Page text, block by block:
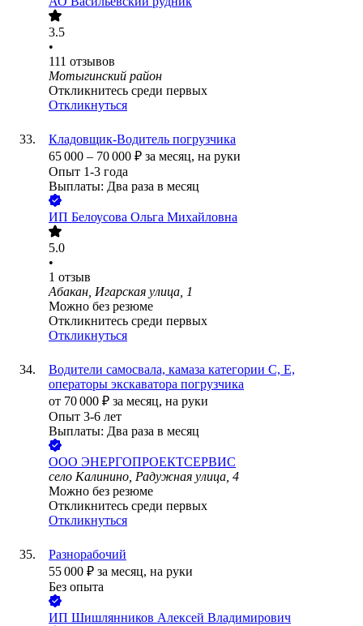
3.5
•
111 отзывов
Мотыгинский район
Откликнитесь среди первых
Откликнуться
Кладовщик-Водитель погрузчика
65 000 – 70 000 ₽ за месяц, на руки
Опыт 1-3 года
Выплаты: Два раза в месяц
ИП Белоусова Ольга Михайловна
5.0
•
1 отзыв
Абакан, Игарская улица, 1
Можно без резюме
Откликнитесь среди первых
Откликнуться
Водители самосвала, камаза категории С, Е,
операторы экскаватора погрузчика
от 70 000 ₽ за месяц, на руки
Опыт 3-6 лет
Выплаты: Два раза в месяц
ООО ЭНЕРГОПРОЕКТСЕРВИС
село Калинино, Радужная улица, 4
Можно без резюме
Откликнитесь среди первых
Откликнуться
Разнорабочий
55 000 ₽ за месяц, на руки
Без опыта
ИП Шишлянников Алексей Владимирович